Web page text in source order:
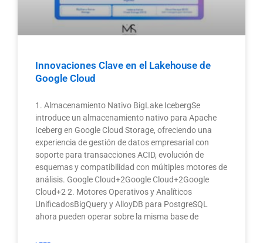
Innovaciones Clave en el Lakehouse de
Google Cloud
1. Almacenamiento Nativo BigLake IcebergSe
introduce un almacenamiento nativo para Apache
Iceberg en Google Cloud Storage, ofreciendo una
experiencia de gestión de datos empresarial con
soporte para transacciones ACID, evolución de
esquemas y compatibilidad con múltiples motores de
análisis. Google Cloud+2Google Cloud+2Google
Cloud+2 2. Motores Operativos y Analíticos
UnificadosBigQuery y AlloyDB para PostgreSQL
ahora pueden operar sobre la misma base de